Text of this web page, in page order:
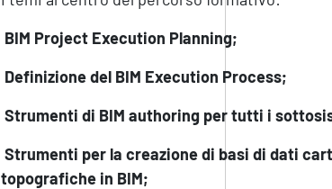
BIM Project Execution Planning;
Definizione del BIM Execution Process;
Strumenti di BIM authoring per tutti i
Strumenti per la creazione di basi di dati
topografiche in BIM;